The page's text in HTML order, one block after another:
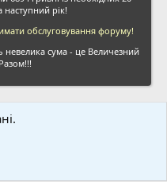
наступний рік!
обслуговування форуму!
невелика сума - це Величезний